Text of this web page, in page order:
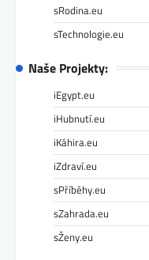
sRodina.eu
sTechnologie.eu
Naše Projekty:
iEgypt.eu
iHubnutí.eu
iKáhira.eu
iZdraví.eu
sPříběhy.eu
sZahrada.eu
sŽeny.eu